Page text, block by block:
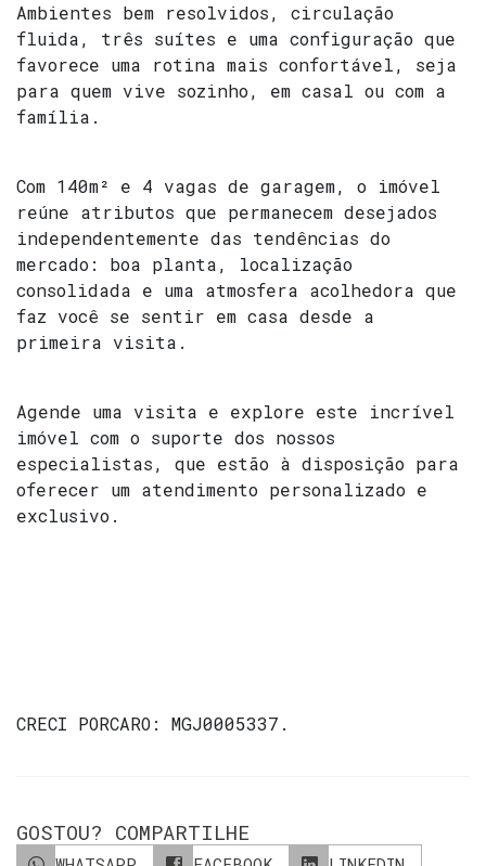
Ambientes bem resolvidos, circulação
fluida, três suítes e uma configuração que
favorece uma rotina mais confortável, seja
para quem vive sozinho, em casal ou com a
família.
Com 140m² e 4 vagas de garagem, o imóvel
reúne atributos que permanecem desejados
independentemente das tendências do
mercado: boa planta, localização
consolidada e uma atmosfera acolhedora que
faz você se sentir em casa desde a
primeira visita.
Agende uma visita e explore este incrível
imóvel com o suporte dos nossos
especialistas, que estão à disposição para
oferecer um atendimento personalizado e
exclusivo.
CRECI PORCARO: MGJ0005337 .
GOSTOU? COMPARTILHE